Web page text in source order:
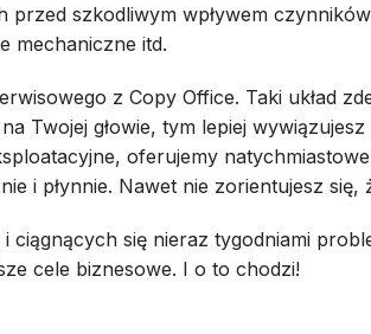
szkodliwym wpływem
mechaniczne itd.
z Copy Office. Taki układ
Twojej głowie, tym lepiej
oferujemy
i płynnie. Nawet nie zorientujesz się,
ciągnących się nieraz tygodniami
cele biznesowe. I o to chodzi!